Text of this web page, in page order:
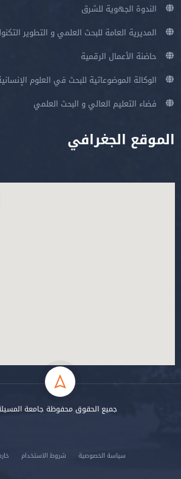
الندوة الجهوية للشرق
المديرية العامة للبحث العلمي و التطوير
حاضنة الأعمال الرقمية
الوكالة الموضوعاتية للبحث في العلوم
فضاء التعليم العالي و البحث العلمي
الموقع الجغرافي
جميع الحقوق محفوظة جامعة المسيلة -
سياسة الخصوصية شروط الاستخدام